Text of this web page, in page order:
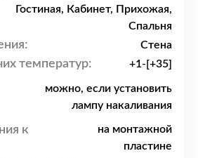
Гостиная, Кабинет, Прихожая,
Спальня
Стена
температур: +1-[+35]
можно, если установить
лампу накаливания
к
на монтажной
пластине